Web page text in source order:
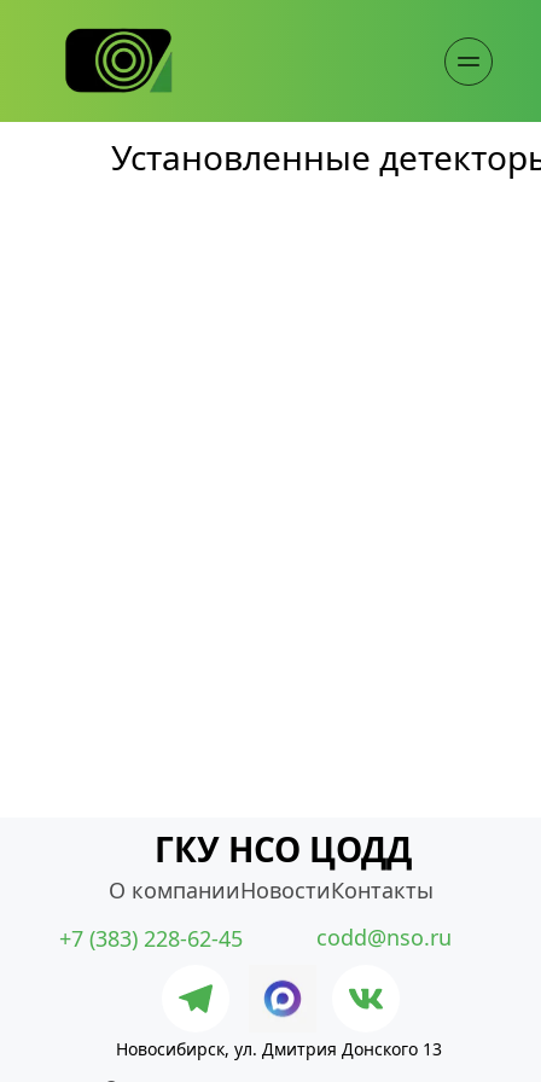
Установленные
ГКУ НСО ЦОДД
О компанииНовостиКонтакты
+7 (383) 228-62-45
Новосибирск, ул. Дмитрия Донского 13
codd@nso.ru